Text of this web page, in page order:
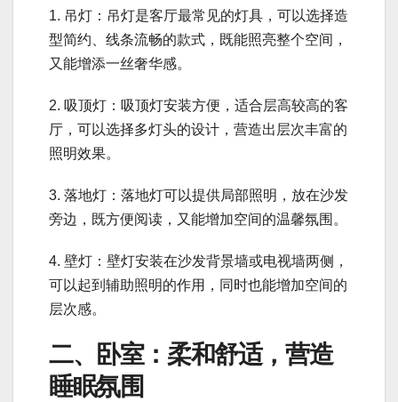
1. 吊灯：吊灯是客厅最常见的灯具，可以选择造
型简约、线条流畅的款式，既能照亮整个空间，
又能增添一丝奢华感。
2. 吸顶灯：吸顶灯安装方便，适合层高较高的客
厅，可以选择多灯头的设计，营造出层次丰富的
照明效果。
3. 落地灯：落地灯可以提供局部照明，放在沙发
旁边，既方便阅读，又能增加空间的温馨氛围。
4. 壁灯：壁灯安装在沙发背景墙或电视墙两侧，
可以起到辅助照明的作用，同时也能增加空间的
层次感。
二、卧室：柔和舒适，营造
睡眠氛围